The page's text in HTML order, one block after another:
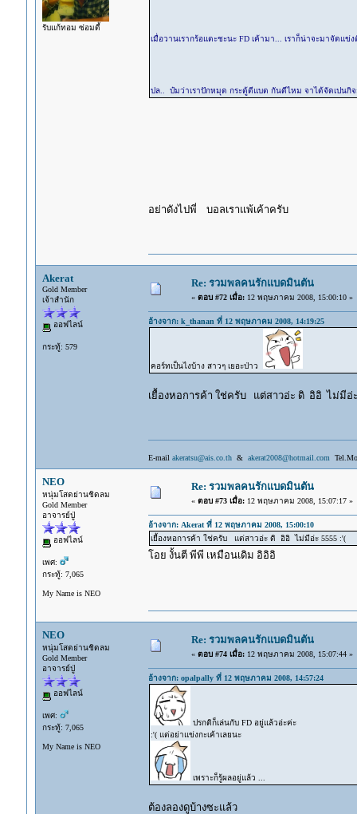
รับแก้ทอม ซ่อมดี้
เมื่อวานเรากร้อแตะชะนะ FD เค้ามา... เราก็น่าจะมาจัดแ
ปล.. ป๋มว่าเราปักหมุด กระตู้ตีแบต กันดีไหม จาได้จัดเปนกิ
อย่าดังไปพี่ บอลเราแพ้เค้าครับ
Akerat
Gold Member
เจ้าสำนัก
ออฟไลน์
กระทู้: 579
Re: รวมพลคนรักแบดมินตัน
« ตอบ #72 เมื่อ:12 พฤษภาคม 2008, 15:00:10 »
อ้างจาก: k_thanan ที่ 12 พฤษภาคม 2008, 14:19:25
คอร์ทเป็นไงบ้าง สาวๆ เยอะป่าว
เยื้องหอการค้า ใช่ครับ แต่สาวอ่ะ ดิ อิอิ ไม่มีอ่ะ
E-mail akeratsu@ais.co.th& akerat2008@hotmail.com
NEO
หนุ่มโสดย่านชิดลม
Gold Member
อาจารย์ปู่
ออฟไลน์
เพศ:
กระทู้: 7,065
My Name is NEO
Re: รวมพลคนรักแบดมินตัน
« ตอบ #73 เมื่อ:12 พฤษภาคม 2008, 15:07:17 »
อ้างจาก: Akerat ที่ 12 พฤษภาคม 2008, 15:00:10
เยื้องหอการค้า ใช่ครับ แต่สาวอ่ะ ดิ อิอิ ไม่มีอ่ะ 5555 :'(
โอย งั้นตี พีพี เหมือนเดิม อิอิอิ
NEO
หนุ่มโสดย่านชิดลม
Gold Member
อาจารย์ปู่
ออฟไลน์
เพศ:
กระทู้: 7,065
My Name is NEO
Re: รวมพลคนรักแบดมินตัน
« ตอบ #74 เมื่อ:12 พฤษภาคม 2008, 15:07:44 »
อ้างจาก: opalpally ที่ 12 พฤษภาคม 2008, 14:57:24
ปรกติก็เล่นกับ FD อยู่แล้วอ่ะค่ะ
:'( แต่อย่าแข่งกะเค้าเลยนะ
เพราะก็รู้ผลอยู่แล้ว ...
ต้องลองดูบ้างซะแล้ว